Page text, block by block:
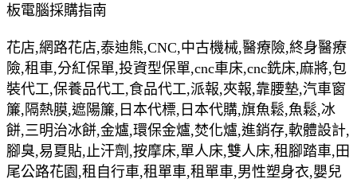
板電腦採購指南
花店,網路花店,泰迪熊,CNC,中古機械,醫療險,終身醫療
險,租車,分紅保單,投資型保單,cnc車床,cnc銑床,麻將,包
裝代工,保養品代工,食品代工,派報,夾報,靠腰墊,汽車窗
簾,隔熱膜,遮陽簾,日本代標,日本代購,旗魚鬆,魚鬆,冰
餅,三明治冰餅,金爐,環保金爐,焚化爐,進銷存,軟體設計,
腳臭,易夏貼,止汗劑,按摩床,單人床,雙人床,租腳踏車,田
尾公路花園,租自行車,租單車,租單車,男性塑身衣,嬰兒